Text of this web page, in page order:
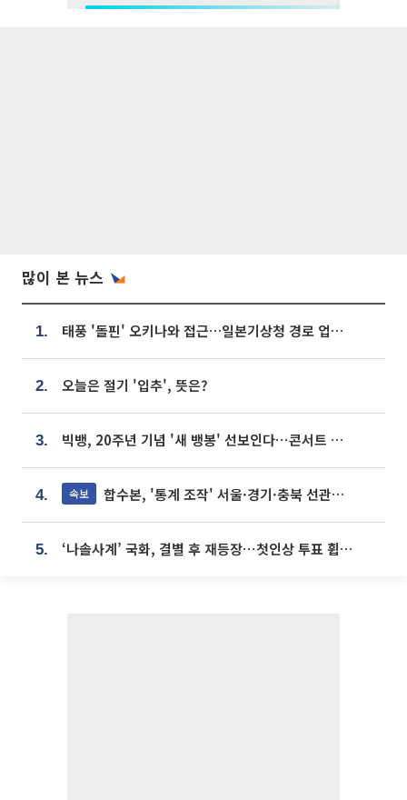
많이 본 뉴스
1. 태풍 '돌핀' 오키나와 접근…일본기상청 경로 업데이트
2. 오늘은 절기 '입추', 뜻은?
3. 빅뱅, 20주년 기념 '새 뱅봉' 선보인다⋯콘서트 앞두고 팝업 개최
4. 속보 합수본, '통계 조작' 서울·경기·충북 선관위 등 추가 압수수색
5. ‘나솔사계’ 국화, 결별 후 재등장⋯첫인상 투표 휩쓸고 ‘인기녀’ 등극